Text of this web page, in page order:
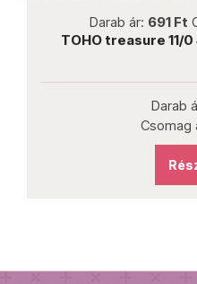
Darab ár: 691 Ft
TOHO treasure 11/
Darab
Csomag